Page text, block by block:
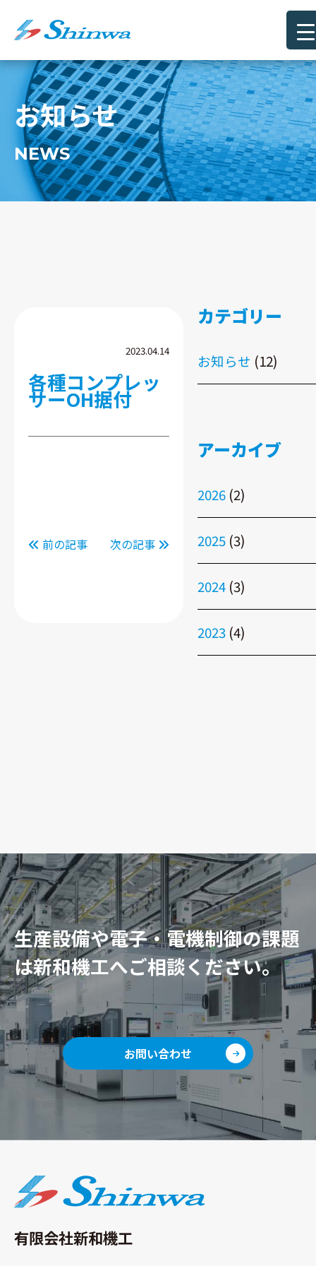
お知らせ
NEWS
2023.04.14
各種コンプレッ
サーOH据付
前の記事 次の記事
カテゴリー
お知らせ (12)
アーカイブ
2026 (2)
2025 (3)
2024 (3)
2023 (4)
生産設備や電子・電機制御の課題
は新和機工へご相談ください。
お問い合わせ
有限会社新和機工